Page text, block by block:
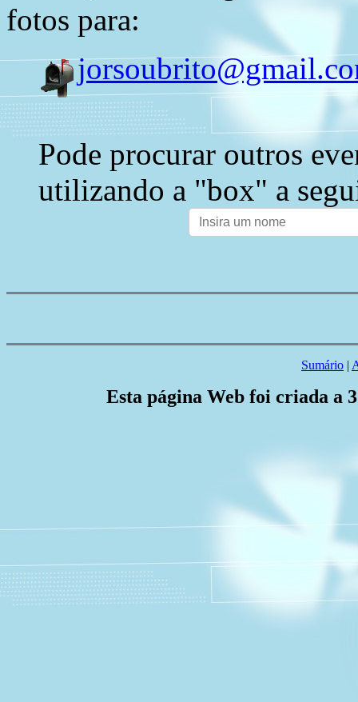
fotos para:
Pode procurar outros
utilizando a "box" a
Sumário |
Esta página Web foi criada a